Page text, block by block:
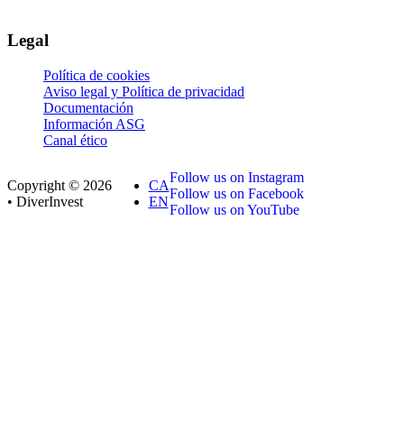
Legal
Política de cookies
Aviso legal y Política de privacidad
Documentación
Información ASG
Canal ético
Copyright © 2026
• DiverInvest
CA
EN
Follow us on Instagram
Follow us on Facebook
Follow us on YouTube